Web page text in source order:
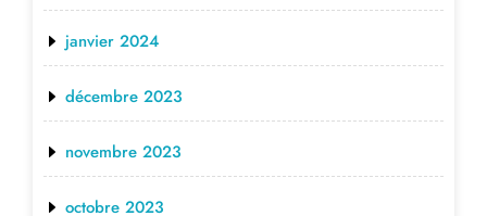
janvier 2024
décembre 2023
novembre 2023
octobre 2023